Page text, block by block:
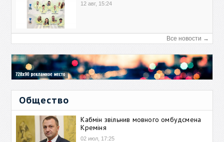
12 авг, 15:24
Все новости →
Общество
Кабмін звільнив мовного омбудсмена
Креміня
02 июл, 17:25